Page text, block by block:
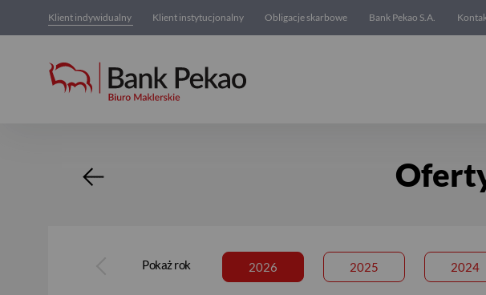
Klient indywidualny Klient instytucjonalny Obligacje skarbowe Bank Pekao S.A.
Oferty zakupu akcji
Pokaż rok 2026 2025 2024